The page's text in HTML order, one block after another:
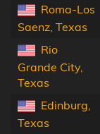
Roma-Los
Saenz, Texas
Rio
Grande City,
Texas
Edinburg,
Texas